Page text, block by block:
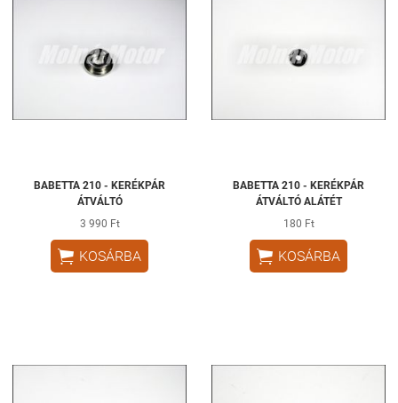
BABETTA 210 - KERÉKPÁR
ÁTVÁLTÓ
3 990 Ft
 KOSÁRBA
BABETTA 210 - KERÉKPÁR
ÁTVÁLTÓ ALÁTÉT
180 Ft
 KOSÁRBA